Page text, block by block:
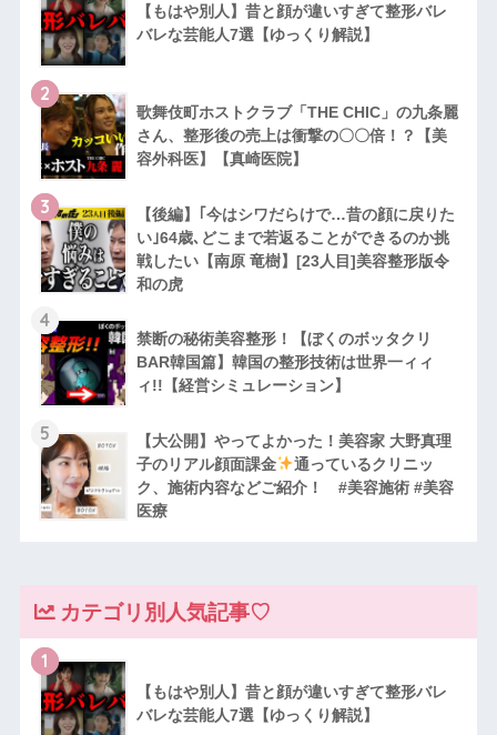
【もはや別人】昔と顔が違いすぎて整形バレ
バレな芸能人7選【ゆっくり解説】
2
歌舞伎町ホストクラブ「THE CHIC」の九条麗
さん、整形後の売上は衝撃の〇〇倍！？【美
容外科医】【真崎医院】
3
【後編】｢今はシワだらけで…昔の顔に戻りた
い｣64歳､どこまで若返ることができるのか挑
戦したい【南原 竜樹】[23人目]美容整形版令
和の虎
4
禁断の秘術美容整形！【ぼくのボッタクリ
BAR韓国篇】韓国の整形技術は世界一ィィ
ィ!!【経営シミュレーション】
5
【大公開】やってよかった！美容家 大野真理
子のリアル顔面課金
通っているクリニッ
ク、施術内容などご紹介！ #美容施術 #美容
医療
カテゴリ別人気記事♡
1
【もはや別人】昔と顔が違いすぎて整形バレ
バレな芸能人7選【ゆっくり解説】